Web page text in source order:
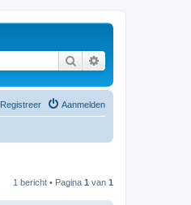
Zoek
Aanmelden
Registreer
1 bericht • Pagina 1 van 1